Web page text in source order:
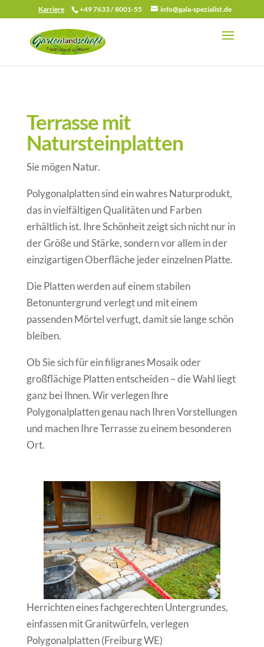
Karriere +49 7633 / 8001-55 info@gala-spezialist.de
Terrasse mit
Natursteinplatten
Sie mögen Natur.
Polygonalplatten sind ein wahres Naturprodukt,
das in vielfältigen Qualitäten und Farben
erhältlich ist. Ihre Schönheit zeigt sich nicht nur in
der Größe und Stärke, sondern vor allem in der
einzigartigen Oberfläche jeder einzelnen Platte.
Die Platten werden auf einem stabilen
Betonuntergrund verlegt und mit einem
passenden Mörtel verfugt, damit sie lange schön
bleiben.
Ob Sie sich für ein filigranes Mosaik oder
großflächige Platten entscheiden – die Wahl liegt
ganz bei Ihnen. Wir verlegen Ihre
Polygonalplatten genau nach Ihren Vorstellungen
und machen Ihre Terrasse zu einem besonderen
Ort.
Herrichten eines fachgerechten Untergrundes,
einfassen mit Granitwürfeln, verlegen
Polygonalplatten (Freiburg WE)